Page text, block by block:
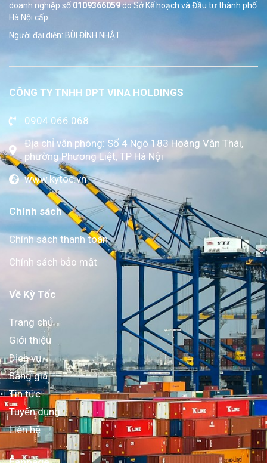
doanh nghiệp số 0109366059do SởKế hoạch và Đầu tư thành phố
Hà Nội cấp.
Người đại diện: BÙI ĐÌNH NHẬT
CÔNG TY TNHH DPT VINA HOLDINGS
0904.066.068
Địa chỉ văn phòng: Số 4 Ngõ 183 Hoàng Văn Thái,
phường Phương Liệt, TP Hà Nội
www.kytoc.vn
Chính sách
Chính sách thanh toán
Chính sách bảo mật
Về Kỳ Tốc
Trang chủ
Giới thiệu
Dịch vụ
Bảng giá
Tin tức
Tuyển dụng
Liên hệ